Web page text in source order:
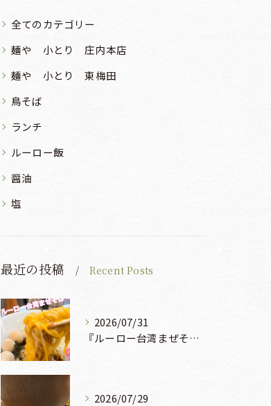
全てのカテゴリー
麺や 小とり 庄内本店
麺や 小とり 東梅田
鳥そば
ランチ
ルーロー飯
醤油
塩
最近の投稿 Recent Posts
2026/07/31
『ルーロー台湾まぜそば』930円🍜🫧
2026/07/29